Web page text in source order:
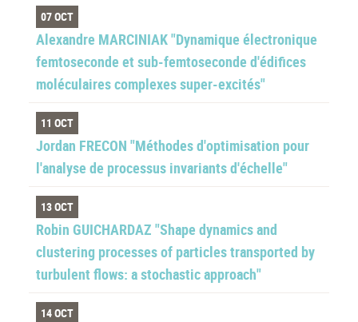
07 OCT
Alexandre MARCINIAK "Dynamique électronique
femtoseconde et sub-femtoseconde d'édifices
moléculaires complexes super-excités"
11 OCT
Jordan FRECON "Méthodes d'optimisation pour
l'analyse de processus invariants d'échelle"
13 OCT
Robin GUICHARDAZ "Shape dynamics and
clustering processes of particles transported by
turbulent flows: a stochastic approach"
14 OCT